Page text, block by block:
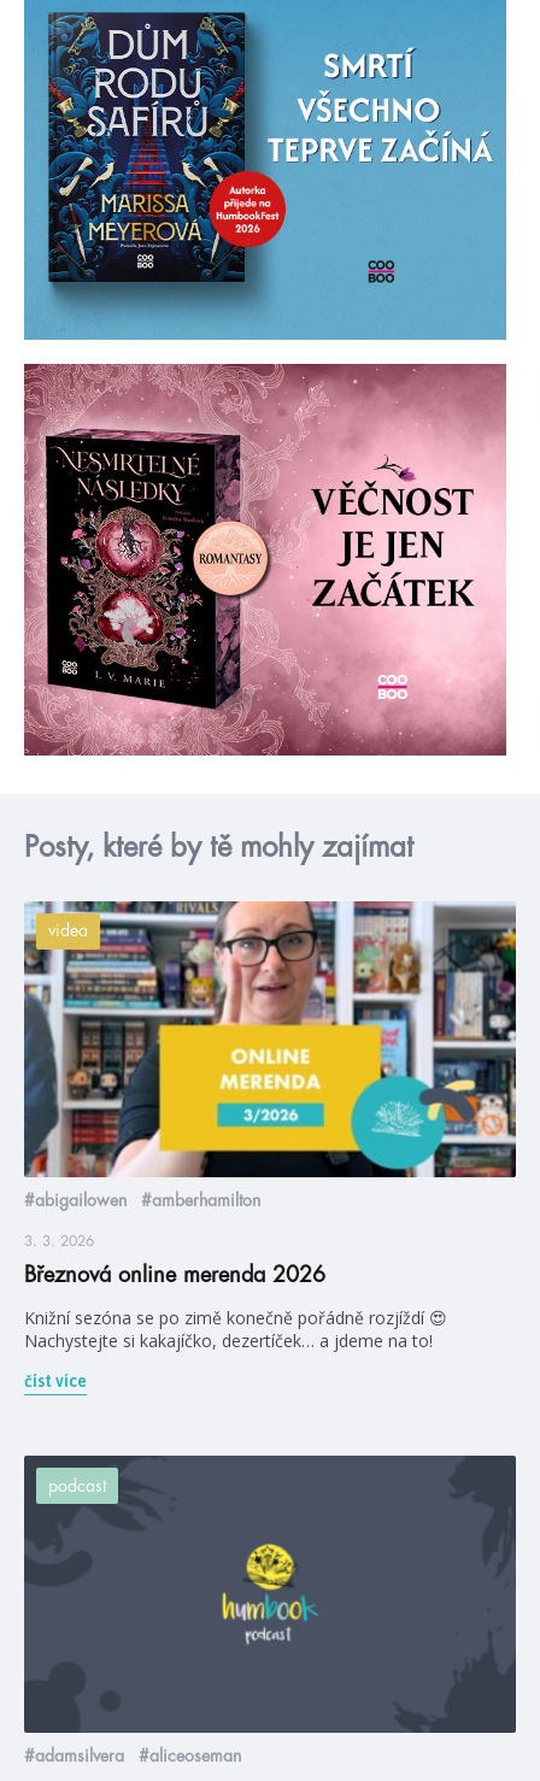
Posty, které by tě mohly zajímat
videa
#abigailowen #amberhamilton
3. 3. 2026
Březnová online merenda 2026
Knižní sezóna se po zimě konečně pořádně rozjíždí 😍
Nachystejte si kakajíčko, dezertíček… a jdeme na to!
číst více
podcast
#adamsilvera #aliceoseman